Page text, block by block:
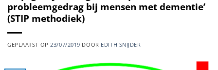
probleemgedrag bij mensen met dementie’
(STIP methodiek)
GEPLAATST OP 23/07/2019 DOOR EDITH SNIJDER